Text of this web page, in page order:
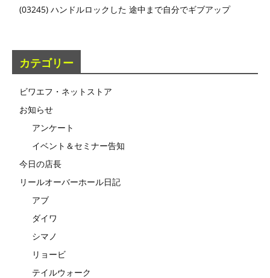
(03245) ハンドルロックした 途中まで自分でギブアップ
カテゴリー
ビワエフ・ネットストア
お知らせ
アンケート
イベント＆セミナー告知
今日の店長
リールオーバーホール日記
アブ
ダイワ
シマノ
リョービ
テイルウォーク